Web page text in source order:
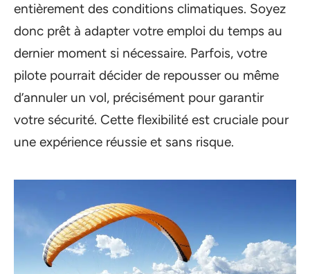
entièrement des conditions climatiques. Soyez
donc prêt à adapter votre emploi du temps au
dernier moment si nécessaire. Parfois, votre
pilote pourrait décider de repousser ou même
d’annuler un vol, précisément pour garantir
votre sécurité. Cette flexibilité est cruciale pour
une expérience réussie et sans risque.